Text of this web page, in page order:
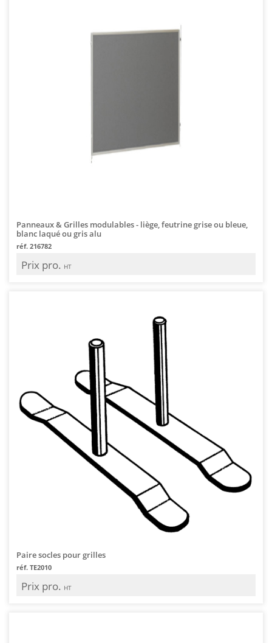
Panneaux & Grilles modulables - liège, feutrine grise ou bleue,
blanc laqué ou gris alu
réf. 216782
Prix pro. HT
Paire socles pour grilles
réf. TE2010
Prix pro. HT